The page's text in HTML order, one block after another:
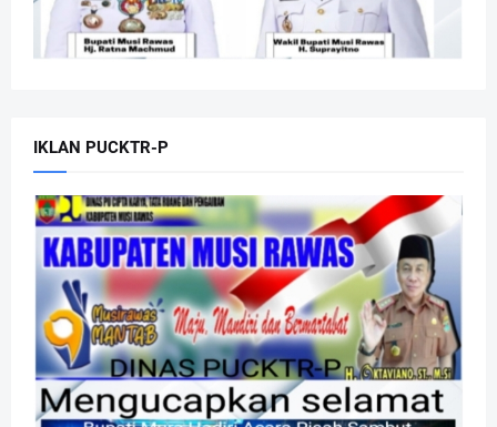
IKLAN PUCKTR-P